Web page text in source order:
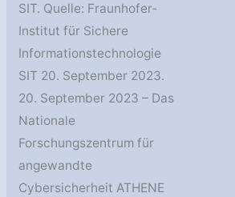
SIT. Quelle: Fraunhofer-
Institut für Sichere
Informationstechnologie
SIT 20. September 2023.
20. September 2023 – Das
Nationale
Forschungszentrum für
angewandte
Cybersicherheit ATHENE